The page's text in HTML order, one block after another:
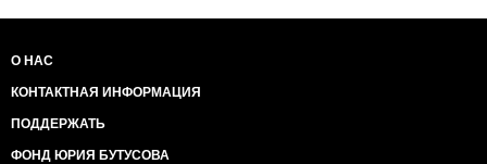
О НАС
КОНТАКТНАЯ ИНФОРМАЦИЯ
ПОДДЕРЖАТЬ
ФОНД ЮРИЯ БУТУСОВА